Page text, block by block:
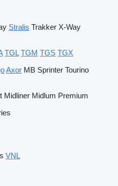
Stralis Trakker X-Way
TGL TGM TGS TGX
Axor MB Sprinter Tourino
Midliner Midlum Premium
VNL